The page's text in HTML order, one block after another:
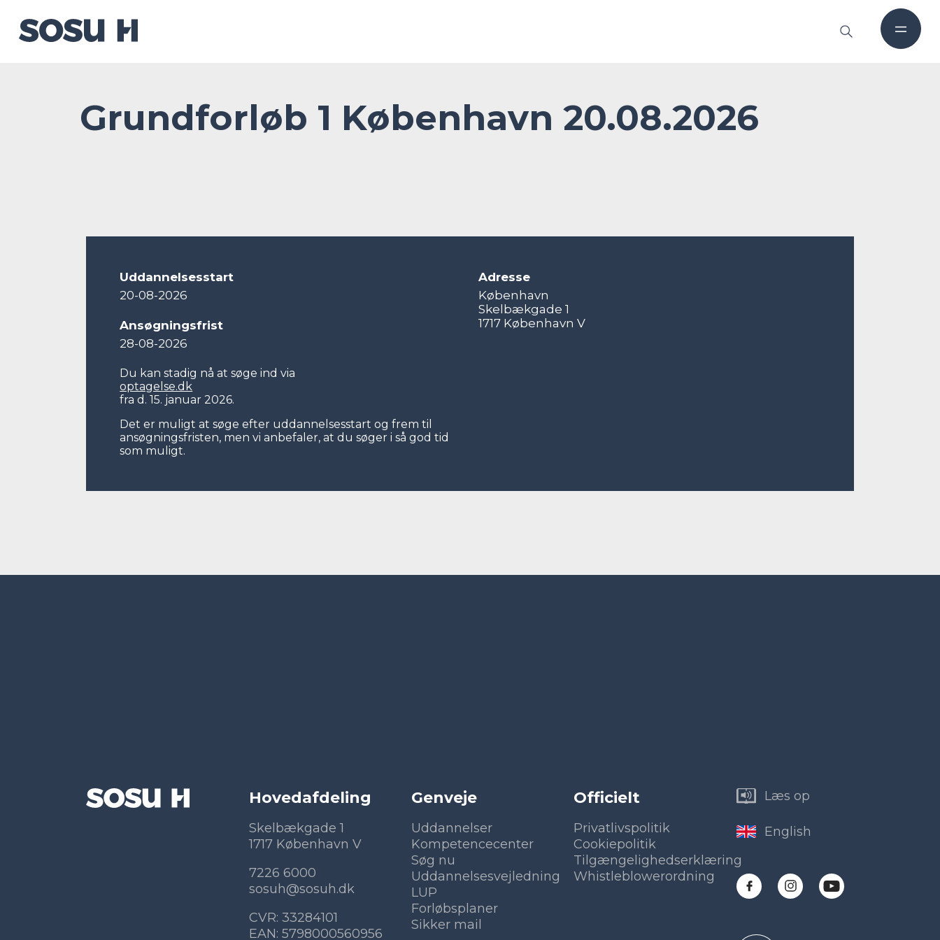
Grundforløb 1 København 20.08.2026
Uddannelsesstart
20-08-2026
Ansøgningsfrist
28-08-2026
Du kan stadig nå at søge ind via
optagelse.dk
fra d. 15. januar 2026.
Det er muligt at søge efter uddannelsesstart og frem til
ansøgningsfristen, men vi anbefaler, at du søger i så god tid
som muligt.
Adresse
København
Skelbækgade 1
1717 København V
Hovedafdeling
Skelbækgade 1
1717 København V
7226 6000
sosuh@sosuh.dk
CVR: 33284101
EAN: 5798000560956
Genveje
Uddannelser
Kompetencecenter
Søg nu
Uddannelsesvejledning
LUP
Forløbsplaner
Sikker mail
Officielt
Privatlivspolitik
Cookiepolitik
Tilgængelighedserklæring
Whistleblowerordning
Læs op
English